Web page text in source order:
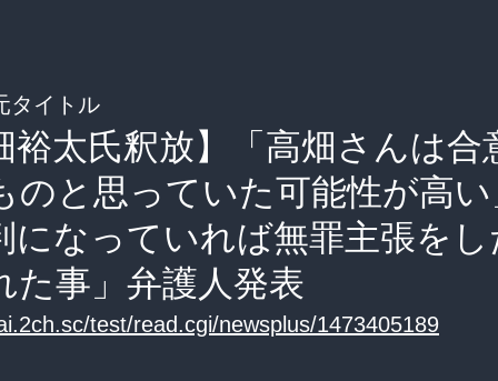
タイトル
裕太氏釈放】「高畑さんは合
のと思っていた可能性が高
になっていれば無罪主張を
た事」弁護人発表
test/read.cgi/newsplus/1473405189